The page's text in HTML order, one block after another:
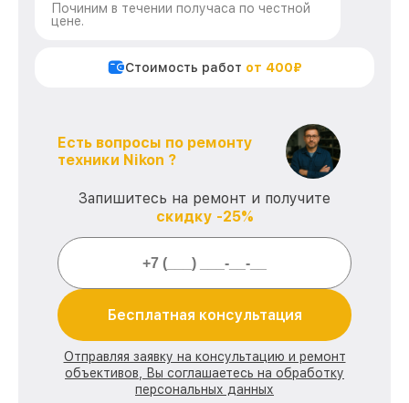
Починим в течении получаса по честной
цене.
Стоимость работ от 400₽
Есть вопросы по ремонту
техники Nikon ?
Запишитесь на ремонт и получите
скидку -25%
Бесплатная консультация
Отправляя заявку на консультацию и ремонт
объективов, Вы соглашаетесь на обработку
персональных данных